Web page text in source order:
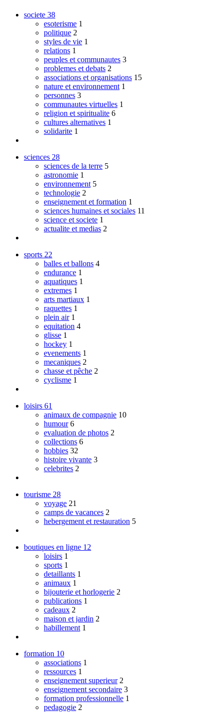
societe 38
esoterisme 1
politique 2
styles de vie 1
relations 1
peuples et communautes 3
problemes et debats 2
associations et organisations 15
nature et environnement 1
personnes 3
communautes virtuelles 1
religion et spiritualite 6
cultures alternatives 1
solidarite 1
sciences 28
sciences de la terre 5
astronomie 1
environnement 5
technologie 2
enseignement et formation 1
sciences humaines et sociales 11
science et societe 1
actualite et medias 2
sports 22
balles et ballons 4
endurance 1
aquatiques 1
extremes 1
arts martiaux 1
raquettes 1
plein air 1
equitation 4
glisse 1
hockey 1
evenements 1
mecaniques 2
chasse et pêche 2
cyclisme 1
loisirs 61
animaux de compagnie 10
humour 6
evaluation de photos 2
collections 6
hobbies 32
histoire vivante 3
celebrites 2
tourisme 28
voyage 21
camps de vacances 2
hebergement et restauration 5
boutiques en ligne 12
loisirs 1
sports 1
detaillants 1
animaux 1
bijouterie et horlogerie 2
publications 1
cadeaux 2
maison et jardin 2
habillement 1
formation 10
associations 1
ressources 1
enseignement superieur 2
enseignement secondaire 3
formation professionnelle 1
pedagogie 2